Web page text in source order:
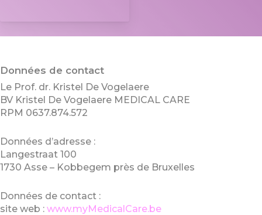
Données de contact
Le Prof. dr. Kristel De Vogelaere
BV Kristel De Vogelaere MEDICAL CARE
RPM 0637.874.572
Données d’adresse :
Langestraat 100
1730 Asse – Kobbegem près de Bruxelles
Données de contact :
site web : www.myMedicalCare.be